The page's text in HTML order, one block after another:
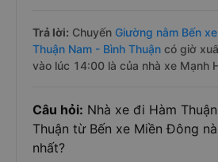
Trả lời: Chuyến Giường nằm Bến
Thuận Nam - Bình Thuận có giờ
vào lúc 14:00 là của nhà xe Mạnh
Câu hỏi: Nhà xe đi Hàm
Thuận từ Bến xe Miền Đông
nhất?